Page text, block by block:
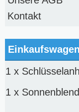
Kontakt
Einkaufswagen
1 x
1 x